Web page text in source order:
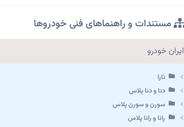
مستندات و راهنماهای فنی خودروها
ایران خودرو
تارا
دنا و دنا پلاس
سورن و سورن پلاس
رانا و رانا پلاس